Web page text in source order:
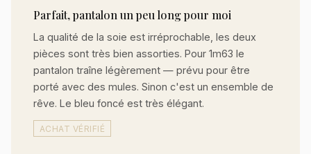
Parfait, pantalon un peu long pour moi
La qualité de la soie est irréprochable, les deux
pièces sont très bien assorties. Pour 1m63 le
pantalon traîne légèrement — prévu pour être
porté avec des mules. Sinon c'est un ensemble de
rêve. Le bleu foncé est très élégant.
ACHAT VÉRIFIÉ